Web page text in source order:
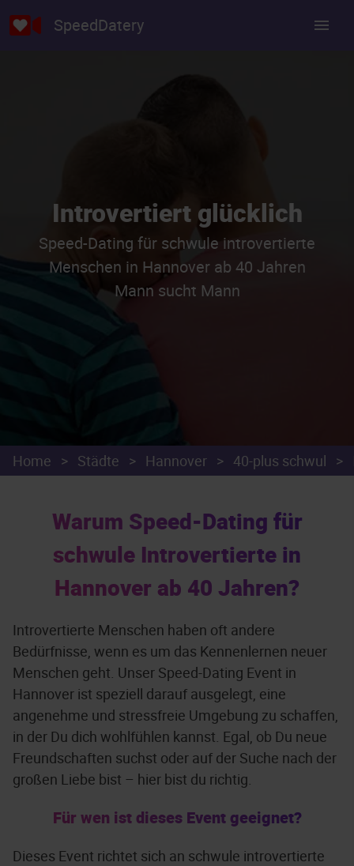
SpeedDatery
Introvertiert glücklich
Speed-Dating für schwule introvertierte
Menschen in Hannover ab 40 Jahren
Mann sucht Mann
Home > Städte > Hannover > 40-plus schwul >
Warum Speed-Dating für
schwule Introvertierte in
Hannover ab 40 Jahren?
Introvertierte Menschen haben oft andere
Bedürfnisse, wenn es um das Kennenlernen neuer
Menschen geht. Unser Speed-Dating Event in
Hannover ist speziell darauf ausgelegt, eine
angenehme und stressfreie Umgebung zu schaffen,
in der Du dich wohlfühlen kannst. Egal, ob Du neue
Freundschaften suchst oder auf der Suche nach der
großen Liebe bist – hier bist du richtig.
Für wen ist dieses Event geeignet?
Dieses Event richtet sich an schwule introvertierte